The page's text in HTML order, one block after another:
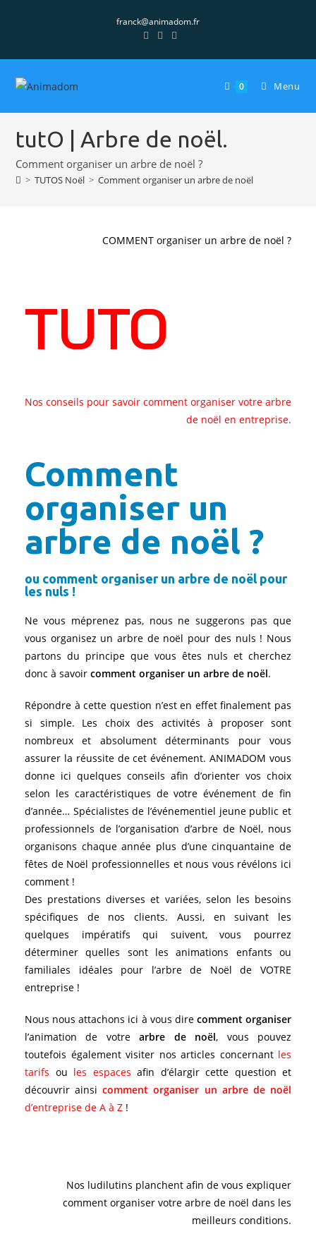
franck@animadom.fr
0 Menu
tutO | Arbre de noël.
Comment organiser un arbre de noël ?
> TUTOS Noël > Comment organiser un arbre de noël
COMMENT organiser un arbre de noël ?
TUTO
Nos conseils pour savoir comment organiser votre arbre
de noël en entreprise.
Comment
organiser un
arbre de noël ?
ou comment organiser un arbre de noël pour
les nuls !
Ne vous méprenez pas, nous ne suggerons pas que
vous organisez un arbre de noël pour des nuls ! Nous
partons du principe que vous êtes nuls et cherchez
donc à savoir comment organiser un arbre de noël.
Répondre à cette question n’est en effet finalement pas
si simple. Les choix des activités à proposer sont
nombreux et absolument déterminants pour vous
assurer la réussite de cet événement. ANIMADOM vous
donne ici quelques conseils afin d’orienter vos choix
selon les caractéristiques de votre événement de fin
d’année… Spécialistes de l’événementiel jeune public et
professionnels de l’organisation d’arbre de Noël, nous
organisons chaque année plus d’une cinquantaine de
fêtes de Noël professionnelles et nous vous révélons ici
comment !
Des prestations diverses et variées, selon les besoins
spécifiques de nos clients. Aussi, en suivant les
quelques impératifs qui suivent, vous pourrez
déterminer quelles sont les animations enfants ou
familiales idéales pour l’arbre de Noël de VOTRE
entreprise !
Nous nous attachons ici à vous dire comment organiser
l’animation de votrearbre de noël, vous pouvez
toutefois également visiter nos articles concernant les
tarifs ou les espaces afin d’élargir cette question et
découvrir ainsicomment organiser un arbre de noël
d’entreprise de A à Z !
Nos ludilutins planchent afin de vous expliquer
comment organiser votre arbre de noël dans les
meilleurs conditions.